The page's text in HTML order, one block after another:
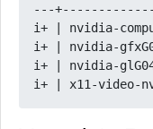
---
i+ | nvidia-
i+ | nvidia-
i+ | nvidia-